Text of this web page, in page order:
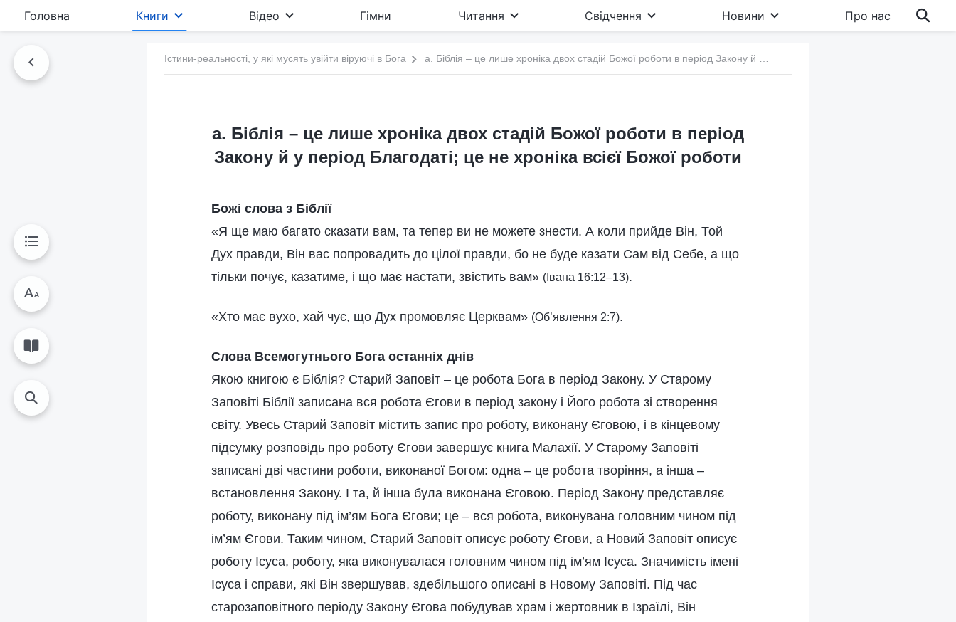
Головна Книги Відео Гімни Читання Свідчення Новини Про нас
Істини-реальності, у які мусять увійти віруючі в Бога
а. Біблія – це лише хроніка двох стадій Божої роботи в період
Закону й у період Благодаті; це не хроніка всієї Божої роботи
Божі слова з Біблії
«Я ще маю багато сказати вам, та тепер ви не можете знести. А коли прийде Він, Той
Дух правди, Він вас попровадить до цілої правди, бо не буде казати Сам від Себе, а що
тільки почує, казатиме, і що має настати, звістить вам» (Івана 16:12–13).
«Хто має вухо, хай чує, що Дух промовляє Церквам» (Об’явлення 2:7).
Слова Всемогутнього Бога останніх днів
Якою книгою є Біблія? Старий Заповіт – це робота Бога в період Закону. У Старому
Заповіті Біблії записана вся робота Єгови в період закону і Його робота зі створення
світу. Увесь Старий Заповіт містить запис про роботу, виконану Єговою, і в кінцевому
підсумку розповідь про роботу Єгови завершує книга Малахії. У Старому Заповіті
записані дві частини роботи, виконаної Богом: одна – це робота творіння, а інша –
встановлення Закону. І та, й інша була виконана Єговою. Період Закону представляє
роботу, виконану під ім’ям Бога Єгови; це – вся робота, виконувана головним чином під
ім’ям Єгови. Таким чином, Старий Заповіт описує роботу Єгови, а Новий Заповіт описує
роботу Ісуса, роботу, яка виконувалася головним чином під ім’ям Ісуса. Значимість імені
Ісуса і справи, які Він звершував, здебільшого описані в Новому Заповіті. Під час
старозаповітного періоду Закону Єгова побудував храм і жертовник в Ізраїлі, Він